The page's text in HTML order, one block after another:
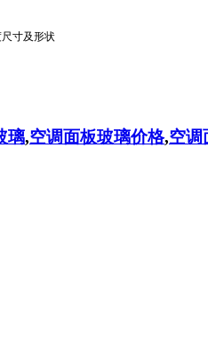
寸及形状
璃,空调面板玻璃价格,空调